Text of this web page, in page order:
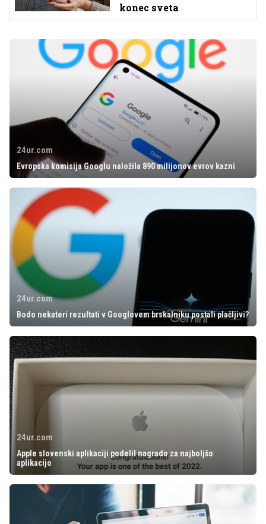
konec sveta
24ur.com
Evropska komisija Googlu naložila 890 milijonov evrov kazni
24ur.com
Bodo nekateri rezultati v Googlovem brskalniku postali plačljivi?
24ur.com
Apple slovenski aplikaciji podelil nagrado za najboljšo
aplikacijo